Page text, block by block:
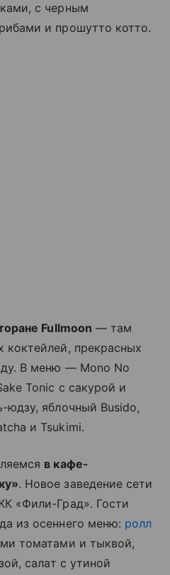
с черным
и прошутто котто.
Fullmoon — там
коктейлей, прекрасных
В меню — Mono No
Tonic с сакурой и
юдзу, яблочный Busido,
и Tsukimi.
в кафе-
. Новое заведение сети
«Фили-Град». Гости
из осеннего меню: ролл
томатами и тыквой,
салат с утиной